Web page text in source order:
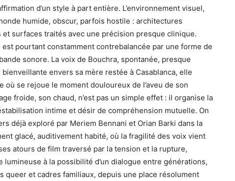
d’un style à part entière. L’environnement visuel,
humide, obscur, parfois hostile : architectures
surfaces traités avec une précision presque clinique.
pourtant constamment contrebalancée par une forme de
sonore. La voix de Bouchra, spontanée, presque
envers sa mère restée à Casablanca, elle
se rejoue le moment douloureux de l’aveu de son
froide, son chaud, n’est pas un simple effet : il organise la
intime et désir de compréhension mutuelle. On
déjà exploré par Meriem Bennani et Orian Barki dans la
glacé, auditivement habité, où la fragilité des voix vient
atours de film traversé par la tension et la rupture,
lumineuse à la possibilité d’un dialogue entre générations,
queer et cadres familiaux, depuis une place résolument